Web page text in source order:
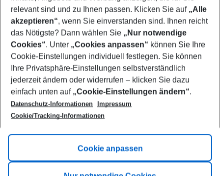
Show more filter
Footer
Footer navigation
Title A
Link A
relevant sind und zu Ihnen passen. Klicken Sie auf „Alle
akzeptieren“, wenn Sie einverstanden sind. Ihnen reicht
das Nötigste? Dann wählen Sie „Nur notwendige
Cookies“. Unter „Cookies anpassen“ können Sie Ihre
Cookie-Einstellungen individuell festlegen. Sie können
Ihre Privatsphäre-Einstellungen selbstverständlich
jederzeit ändern oder widerrufen – klicken Sie dazu
einfach unten auf „Cookie-Einstellungen ändern“.
Datenschutz-Informationen
Impressum
Cookie/Tracking-Informationen
Cookie anpassen